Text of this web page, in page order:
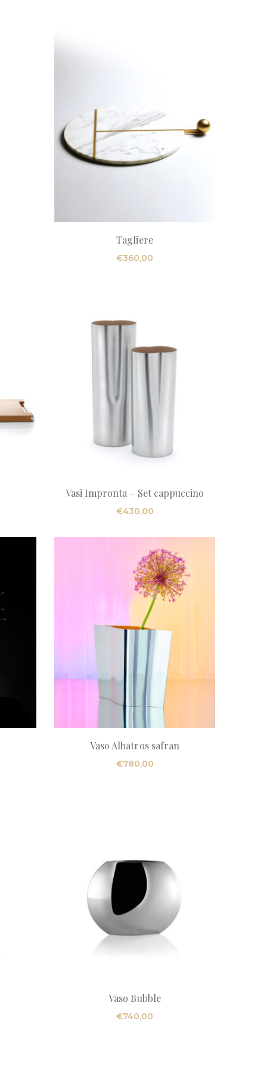
Tagliere
€360,00
Vasi Impronta – Set cappuccino
€430,00
Vaso Albatros safran
€780,00
Vaso Bubble
€740,00